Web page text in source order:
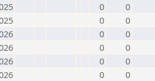
0
0
0
0
0
0
0
0
0
0
0 0